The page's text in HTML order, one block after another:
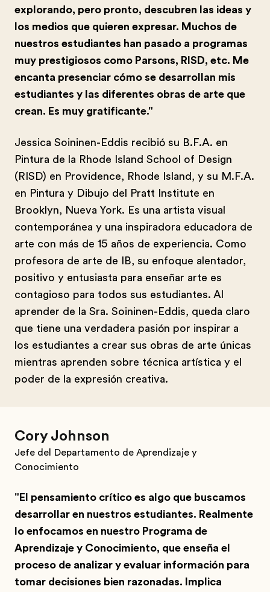
explorando, pero pronto, descubren las ideas y
los medios que quieren expresar. Muchos de
nuestros estudiantes han pasado a programas
muy prestigiosos como Parsons, RISD, etc. Me
encanta presenciar cómo se desarrollan mis
estudiantes y las diferentes obras de arte que
crean. Es muy gratificante."
Jessica Soininen-Eddis recibió su B.F.A. en
Pintura de la Rhode Island School of Design
(RISD) en Providence, Rhode Island, y su M.F.A.
en Pintura y Dibujo del Pratt Institute en
Brooklyn, Nueva York. Es una artista visual
contemporánea y una inspiradora educadora de
arte con más de 15 años de experiencia. Como
profesora de arte de IB, su enfoque alentador,
positivo y entusiasta para enseñar arte es
contagioso para todos sus estudiantes. Al
aprender de la Sra. Soininen-Eddis, queda claro
que tiene una verdadera pasión por inspirar a
los estudiantes a crear sus obras de arte únicas
mientras aprenden sobre técnica artística y el
poder de la expresión creativa.
Cory Johnson
Jefe del Departamento de Aprendizaje y
Conocimiento
"El pensamiento crítico es algo que buscamos
desarrollar en nuestros estudiantes. Realmente
lo enfocamos en nuestro Programa de
Aprendizaje y Conocimiento, que enseña el
proceso de analizar y evaluar información para
tomar decisiones bien razonadas. Implica